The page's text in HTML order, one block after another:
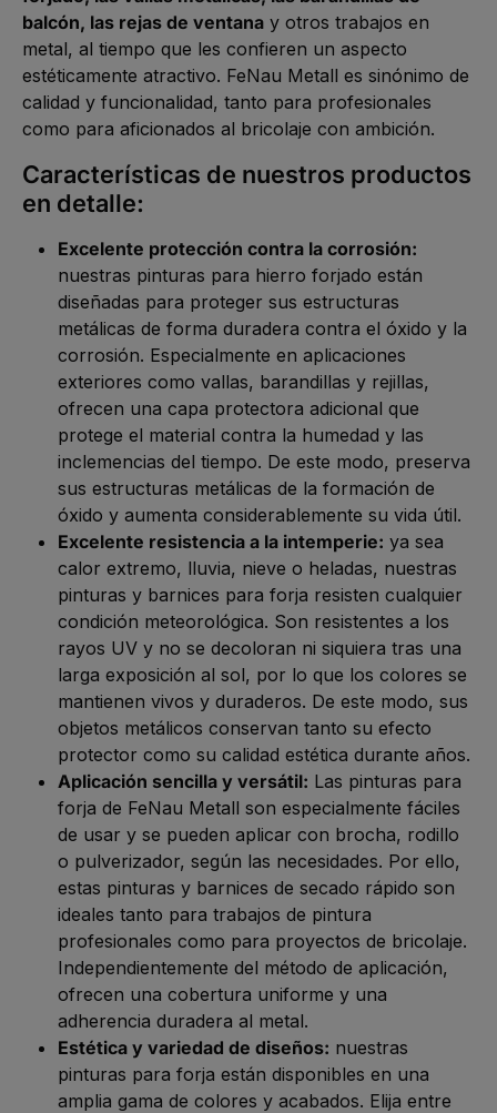
balcón, las rejas de ventana y otros trabajos en
metal, al tiempo que les confieren un aspecto
estéticamente atractivo. FeNau Metall es sinónimo de
calidad y funcionalidad, tanto para profesionales
como para aficionados al bricolaje con ambición.
Características de nuestros productos
en detalle:
Excelente protección contra la corrosión:
nuestras pinturas para hierro forjado están
diseñadas para proteger sus estructuras
metálicas de forma duradera contra el óxido y la
corrosión. Especialmente en aplicaciones
exteriores como vallas, barandillas y rejillas,
ofrecen una capa protectora adicional que
protege el material contra la humedad y las
inclemencias del tiempo. De este modo, preserva
sus estructuras metálicas de la formación de
óxido y aumenta considerablemente su vida útil.
Excelente resistencia a la intemperie: ya sea
calor extremo, lluvia, nieve o heladas, nuestras
pinturas y barnices para forja resisten cualquier
condición meteorológica. Son resistentes a los
rayos UV y no se decoloran ni siquiera tras una
larga exposición al sol, por lo que los colores se
mantienen vivos y duraderos. De este modo, sus
objetos metálicos conservan tanto su efecto
protector como su calidad estética durante años.
Aplicación sencilla y versátil: Las pinturas para
forja de FeNau Metall son especialmente fáciles
de usar y se pueden aplicar con brocha, rodillo
o pulverizador, según las necesidades. Por ello,
estas pinturas y barnices de secado rápido son
ideales tanto para trabajos de pintura
profesionales como para proyectos de bricolaje.
Independientemente del método de aplicación,
ofrecen una cobertura uniforme y una
adherencia duradera al metal.
Estética y variedad de diseños: nuestras
pinturas para forja están disponibles en una
amplia gama de colores y acabados. Elija entre